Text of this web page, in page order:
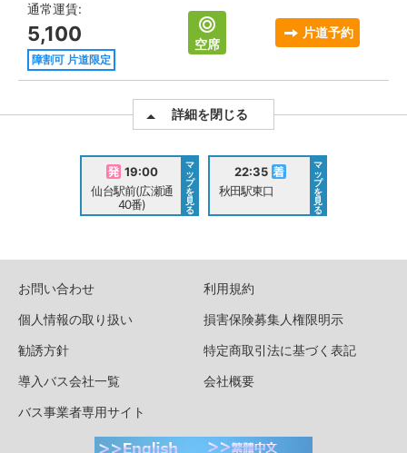
通常運賃:
5,100
障割可 片道限定
空席
片道予約
詳細を閉じる
19:00
仙台駅前(広瀬通
40番)
マ
ッ
プ
を
見
る
22:35
秋田駅東口
マ
ッ
プ
を
見
る
お問い合わせ
利用規約
個人情報の取り扱い
損害保険募集人権限明示
勧誘方針
特定商取引法に基づく表記
導入バス会社一覧
会社概要
バス事業者専用サイト